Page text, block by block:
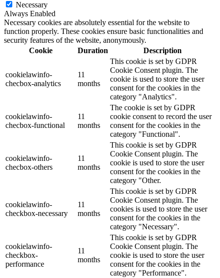
Necessary
Always Enabled
Necessary cookies are absolutely essential for the website to
function properly. These cookies ensure basic functionalities and
security features of the website, anonymously.
Cookie
Duration Description
cookielawinfo-
checbox-analytics
11
months
This cookie is set by GDPR
Cookie Consent plugin. The
cookie is used to store the user
consent for the cookies in the
category "Analytics".
cookielawinfo-
checbox-functional
11
months
The cookie is set by GDPR
cookie consent to record the user
consent for the cookies in the
category "Functional".
cookielawinfo-
checbox-others
11
months
This cookie is set by GDPR
Cookie Consent plugin. The
cookie is used to store the user
consent for the cookies in the
category "Other.
cookielawinfo-
checkbox-necessary
11
months
This cookie is set by GDPR
Cookie Consent plugin. The
cookies is used to store the user
consent for the cookies in the
category "Necessary".
cookielawinfo-
checkbox-
performance
11
months
This cookie is set by GDPR
Cookie Consent plugin. The
cookie is used to store the user
consent for the cookies in the
category "Performance".